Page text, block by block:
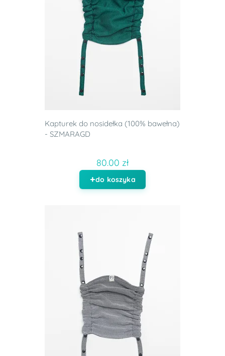
Kapturek do nosidełka (100% bawełna)
- SZMARAGD
80.00 zł
do koszyka